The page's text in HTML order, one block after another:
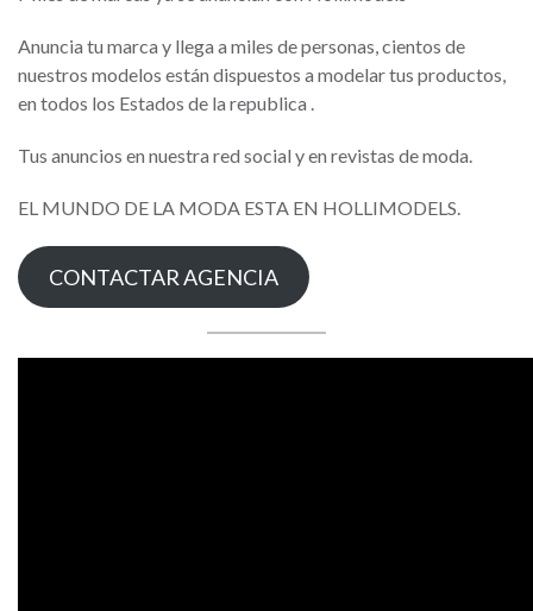
Anuncia tu marca y llega a miles de personas, cientos de
nuestros modelos están dispuestos a modelar tus productos,
en todos los Estados de la republica .
Tus anuncios en nuestra red social y en revistas de moda.
EL MUNDO DE LA MODA ESTA EN HOLLIMODELS.
CONTACTAR AGENCIA